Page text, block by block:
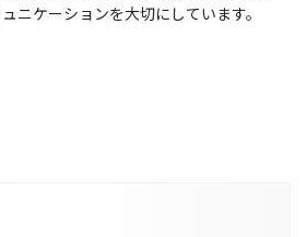
ニケーションを大切にしています。